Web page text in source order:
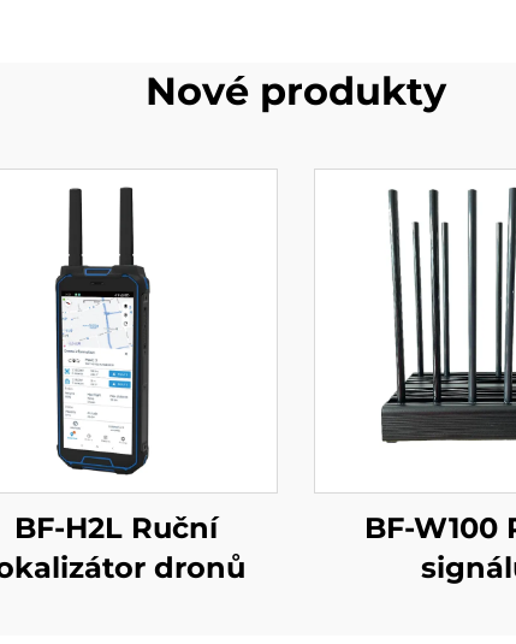
Nové produkty
BF-H2L Ruční
dronů
BF-W100